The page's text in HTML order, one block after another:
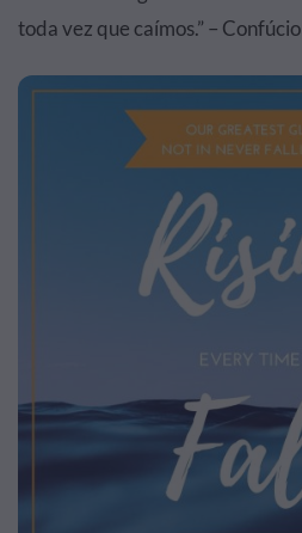
toda vez que caímos.” – Confúcio